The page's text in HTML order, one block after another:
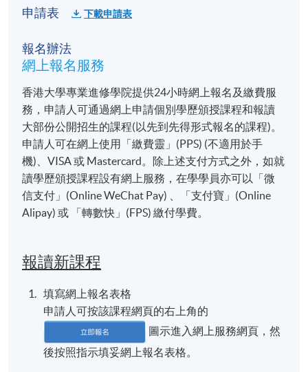
申請表 下載申請表
報名辦法
網上報名服務
香港大學專業進修學院提供24小時網上報名及繳費服
務，申請人可通過網上申請個別學歷頒授課程和報讀
大部份公開招生的課程(以先到先得形式報名的課程)。
申請人可在網上使用「繳費靈」(PPS) (不適用於手
機)、VISA 或 Mastercard。除上述支付方式之外，如就
讀學歷頒授課程設有網上服務，在學學員亦可以「微
信支付」(Online WeChat Pay) 、「支付寶」(Online
Alipay) 或 「轉數快」(FPS) 繳付學費。
報讀新課程
填寫網上報名表格
申請人可按該課程網頁的右上角的
圖示進入網上服務網頁，然
後按照指示填妥網上報名表格。